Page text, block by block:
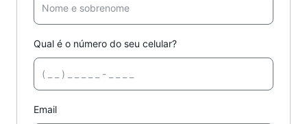
Qual é o número do seu celular?
Email